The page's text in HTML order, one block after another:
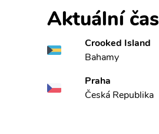
Aktuální čas
Crooked Island
Bahamy
Praha
Česká Republika